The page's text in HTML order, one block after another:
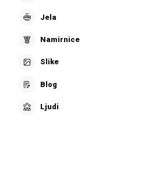
Jela
Namirnice
Slike
Blog
Ljudi